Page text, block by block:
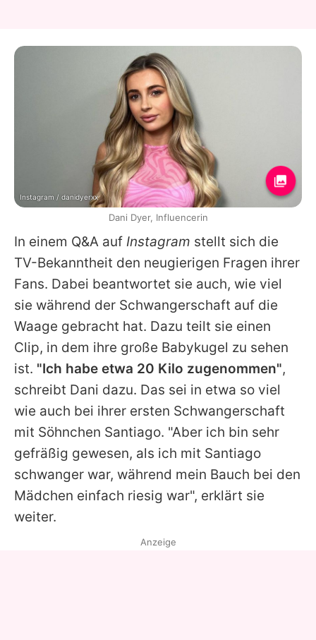
In einem Q&A auf Instagram stellt sich die
TV-Bekanntheit den neugierigen Fragen ihrer
Fans. Dabei beantwortet sie auch, wie viel
sie während der Schwangerschaft auf die
Waage gebracht hat. Dazu teilt sie einen
Clip, in dem ihre große Babykugel zu sehen
ist. "Ich habe etwa 20 Kilo zugenommen",
schreibt Dani dazu. Das sei in etwa so viel
wie auch bei ihrer ersten Schwangerschaft
mit Söhnchen Santiago. "Aber ich bin sehr
gefräßig gewesen, als ich mit Santiago
schwanger war, während mein Bauch bei den
Mädchen einfach riesig war", erklärt sie
weiter.
Instagram / danidyerxx
Dani Dyer, Influencerin
Anzeige